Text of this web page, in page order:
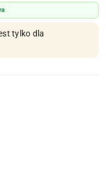
tylko dla